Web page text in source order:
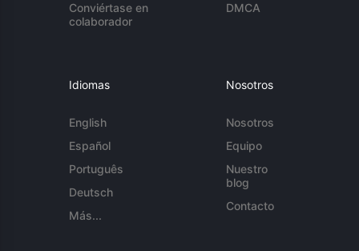
Conviértase en
colaborador
DMCA
Idiomas
English
Español
Português
Deutsch
Más...
Nosotros
Nosotros
Equipo
Nuestro
blog
Contacto